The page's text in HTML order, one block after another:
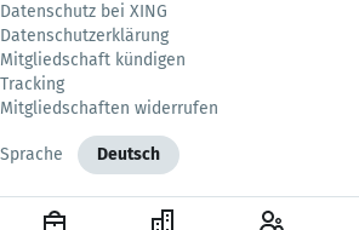
Datenschutz bei XING
Datenschutzerklärung
Mitgliedschaft kündigen
Tracking
Mitgliedschaften widerrufen
Sprache Deutsch